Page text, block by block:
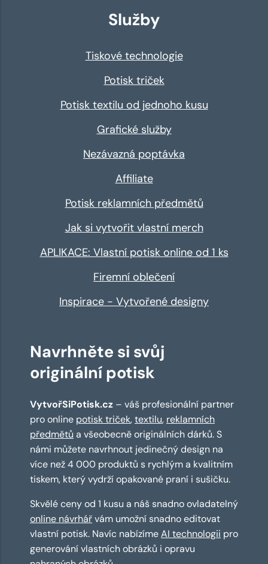
Služby
Tiskové technologie
Potisk triček
Potisk textilu od jednoho kusu
Grafické služby
Nezávazná poptávka
Affiliate
Potisk reklamních předmětů
Jak si vytvořit vlastní merch
APLIKACE: Vlastní potisk online od 1 ks
Firemní oblečení
Inspirace - Vytvořené designy
Navrhněte si svůj
originální potisk
VytvořSiPotisk.cz – váš profesionální partner
pro online potisk triček,textilu, reklamních
předmětů a všeobecně originálních dárků. S
námi můžete navrhnout jedinečný design na
více než 4 000 produktů s rychlým a kvalitním
tiskem, který vydrží opakované praní i sušičku.
Skvělé ceny od 1 kusu a náš snadno ovladatelný
online návrhářvám umožní snadno editovat
vlastní potisk. Navíc nabízímeAI technologii pro
generování vlastních obrázků i opravu